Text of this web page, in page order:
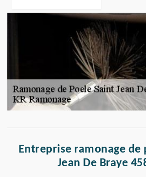
Entreprise ramonage de
Jean De Braye